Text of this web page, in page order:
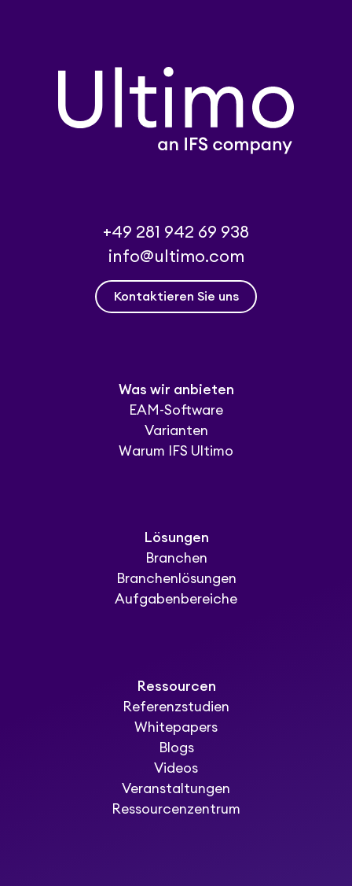
+49 281 942 69 938
info@ultimo.com
Kontaktieren Sie uns
Was wir anbieten
EAM-Software
Varianten
Warum IFS Ultimo
Lösungen
Branchen
Branchenlösungen
Aufgabenbereiche
Ressourcen
Referenzstudien
Whitepapers
Blogs
Videos
Veranstaltungen
Ressourcenzentrum